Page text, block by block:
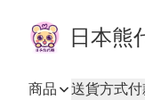
日本熊
商品 送貨方式付